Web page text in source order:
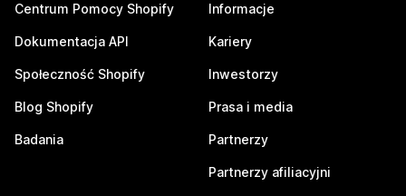
Centrum Pomocy Shopify
Dokumentacja API
Społeczność Shopify
Blog Shopify
Badania
Informacje
Kariery
Inwestorzy
Prasa i media
Partnerzy
Partnerzy afiliacyjni